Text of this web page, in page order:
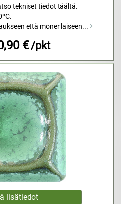
tekniset tiedot täältä.
että monenlaiseen...
€ /pkt